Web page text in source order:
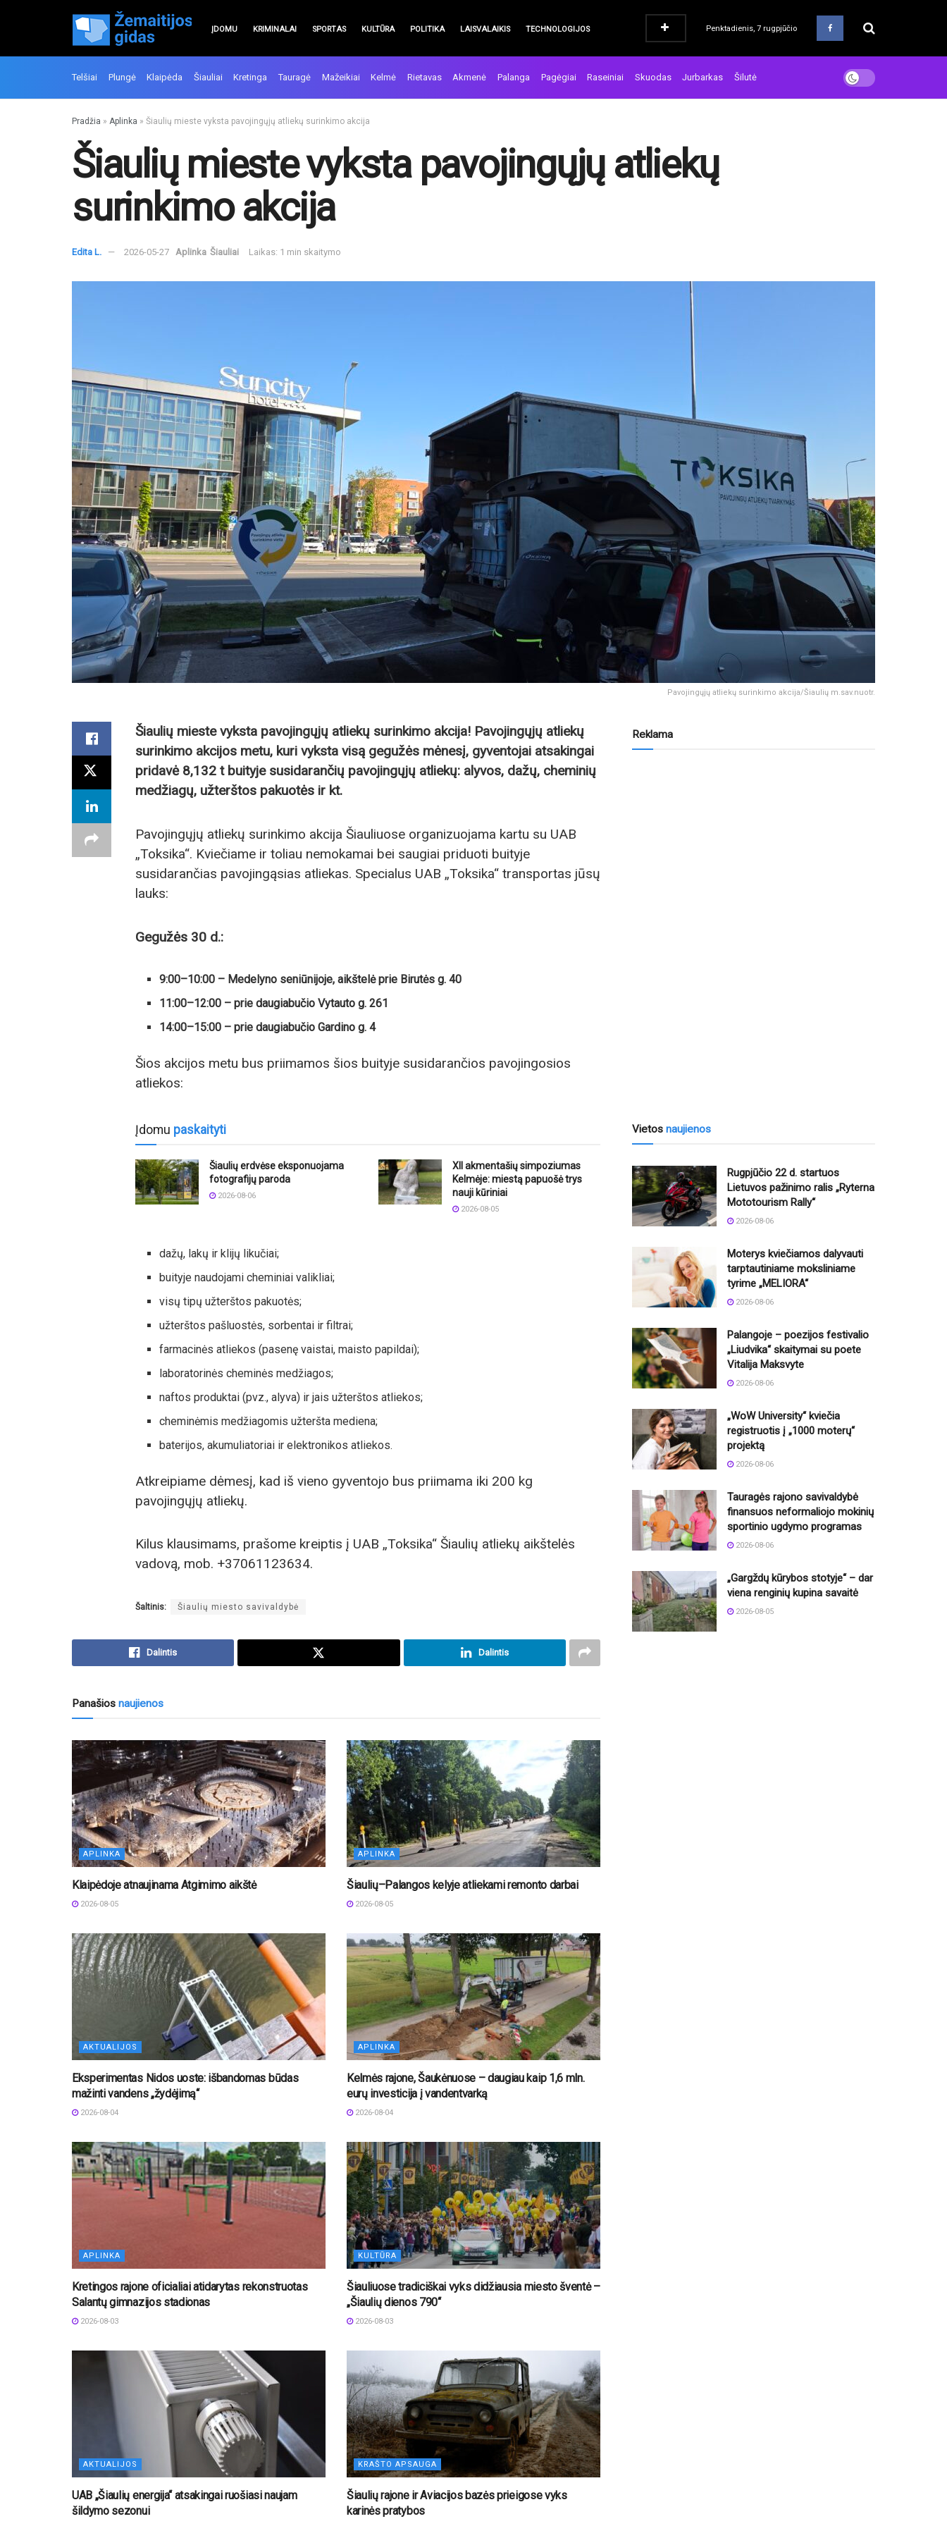
ĮDOMU KRIMINALAI SPORTAS KULTŪRA POLITIKA LAISVALAIKIS TECHNOLOGIJOS Penktadienis, 7 rugpjūčio
Telšiai Plungė Klaipėda Šiauliai Kretinga Tauragė Mažeikiai Kelmė Rietavas Akmenė Palanga Pagėgiai Raseiniai Skuodas Jurbarkas Šilutė
Pradžia » Aplinka » Šiaulių mieste vyksta pavojingųjų atliekų surinkimo akcija
Šiaulių mieste vyksta pavojingųjų atliekų
surinkimo akcija
Edita L. 2026-05-27 Aplinka Šiauliai Laikas: 1 min skaitymo
Pavojingųjų atliekų surinkimo akcija/Šiaulių m.sav.nuotr.
Šiaulių mieste vyksta pavojingųjų atliekų surinkimo akcija! Pavojingųjų atliekų
surinkimo akcijos metu, kuri vyksta visą gegužės mėnesį, gyventojai atsakingai
pridavė 8,132 t buityje susidarančių pavojingųjų atliekų: alyvos, dažų, cheminių
medžiagų, užterštos pakuotės ir kt.
Pavojingųjų atliekų surinkimo akcija Šiauliuose organizuojama kartu su UAB
„Toksika“. Kviečiame ir toliau nemokamai bei saugiai priduoti buityje
susidarančias pavojingąsias atliekas. Specialus UAB „Toksika“ transportas jūsų
lauks:
Gegužės 30 d.:
9:00–10:00 – Medelyno seniūnijoje, aikštelė prie Birutės g. 40
11:00–12:00 – prie daugiabučio Vytauto g. 261
14:00–15:00 – prie daugiabučio Gardino g. 4
Šios akcijos metu bus priimamos šios buityje susidarančios pavojingosios
atliekos:
Įdomu paskaityti
Šiaulių erdvėse eksponuojama
fotografijų paroda
2026-08-06
XII akmentašių simpoziumas
Kelmėje: miestą papuošė trys
nauji kūriniai
2026-08-05
dažų, lakų ir klijų likučiai;
buityje naudojami cheminiai valikliai;
visų tipų užterštos pakuotės;
užterštos pašluostės, sorbentai ir filtrai;
farmacinės atliekos (pasenę vaistai, maisto papildai);
laboratorinės cheminės medžiagos;
naftos produktai (pvz., alyva) ir jais užterštos atliekos;
cheminėmis medžiagomis užteršta mediena;
baterijos, akumuliatoriai ir elektronikos atliekos.
Atkreipiame dėmesį, kad iš vieno gyventojo bus priimama iki 200 kg
pavojingųjų atliekų.
Kilus klausimams, prašome kreiptis į UAB „Toksika“ Šiaulių atliekų aikštelės
vadovą, mob. +37061123634.
Šaltinis: Šiaulių miesto savivaldybė
Dalintis Dalintis
Panašios naujienos
APLINKA
Klaipėdoje atnaujinama Atgimimo aikštė
2026-08-05
APLINKA
Šiaulių–Palangos kelyje atliekami remonto darbai
2026-08-05
AKTUALIJOS
Eksperimentas Nidos uoste: išbandomas būdas
mažinti vandens „žydėjimą“
2026-08-04
APLINKA
Kelmės rajone, Šaukėnuose – daugiau kaip 1,6 mln.
eurų investicija į vandentvarką
2026-08-04
APLINKA
Kretingos rajone oficialiai atidarytas rekonstruotas
Salantų gimnazijos stadionas
2026-08-03
KULTŪRA
Šiauliuose tradiciškai vyks didžiausia miesto šventė –
„Šiaulių dienos 790“
2026-08-03
AKTUALIJOS
UAB „Šiaulių energija“ atsakingai ruošiasi naujam
šildymo sezonui
KRAŠTO APSAUGA
Šiaulių rajone ir Aviacijos bazės prieigose vyks
karinės pratybos
Reklama
Vietos naujienos
Rugpjūčio 22 d. startuos
Lietuvos pažinimo ralis „Ryterna
Mototourism Rally“
2026-08-06
Moterys kviečiamos dalyvauti
tarptautiniame moksliniame
tyrime „MELIORA“
2026-08-06
Palangoje – poezijos festivalio
„Liudvika“ skaitymai su poete
Vitalija Maksvyte
2026-08-06
„WoW University“ kviečia
registruotis į „1000 moterų“
projektą
2026-08-06
Tauragės rajono savivaldybė
finansuos neformaliojo mokinių
sportinio ugdymo programas
2026-08-06
„Gargždų kūrybos stotyje“ – dar
viena renginių kupina savaitė
2026-08-05